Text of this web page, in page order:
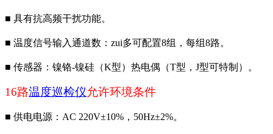
■ 具有抗高频干扰功能。
■ 温度信号输入通道数：zui多可配置8组，每组8路。
■ 传感器：镍铬-镍硅（K型）热电偶（T型，J型可特制）。
16路温度巡检仪允许环境条件
■ 供电电源：AC 220V±10%，50Hz±2%。